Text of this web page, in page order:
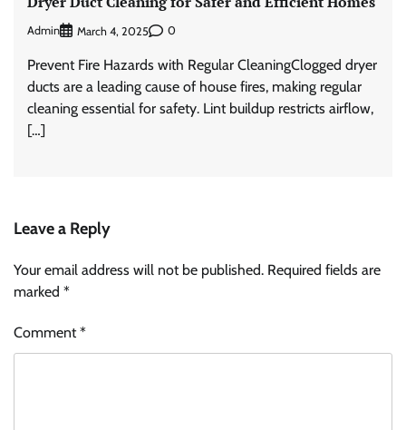
Admin March 4, 2025 0
Prevent Fire Hazards with Regular CleaningClogged dryer
ducts are a leading cause of house fires, making regular
cleaning essential for safety. Lint buildup restricts airflow,
[…]
Leave a Reply
Your email address will not be published. Required fields are
marked *
Comment*